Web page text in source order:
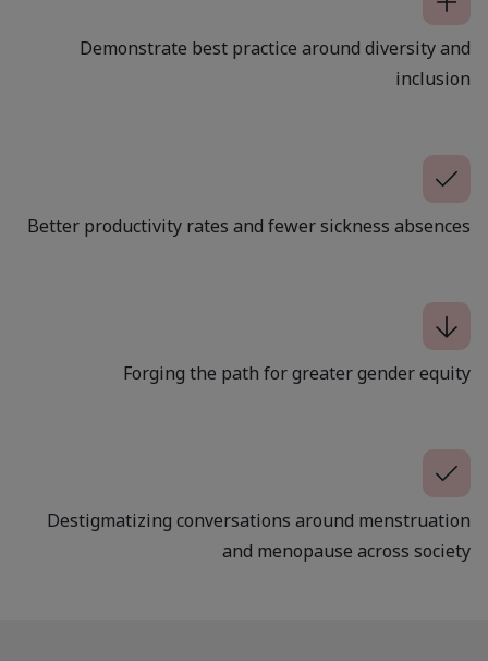
Demonstrate best practice around diversity and
inclusion
Better productivity rates and fewer sickness absences
Forging the path for greater gender equity
Destigmatizing conversations around menstruation
and menopause across society